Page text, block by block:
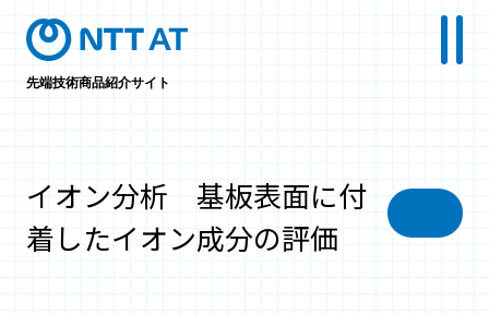
先端技術商品紹介サイト
イオン分析 基板表面に付
着したイオン成分の評価